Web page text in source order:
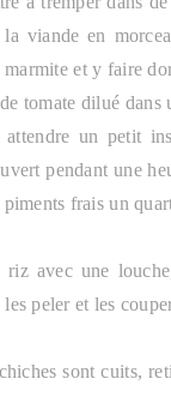
viande en
et y faire
tomate dilué dans
un petit
pendant une
frais un
riz avec une
peler et les
sont cuits,